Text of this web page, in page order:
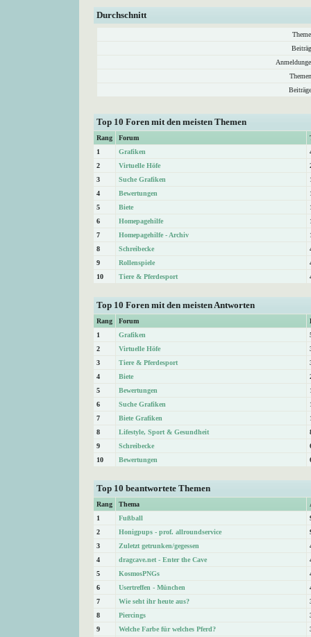
Durchschnitt
Top 10 Foren mit den meisten Themen
Rang Forum
1
Grafiken
2
Virtuelle Höfe
3
Suche Grafiken
4
Bewertungen
5
Biete
6
Homepagehilfe
7
Homepagehilfe - Archiv
8
Schreibecke
9
Rollenspiele
10
Tiere & Pferdesport
Top 10 Foren mit den meisten Antworten
Rang Forum
1
Grafiken
2
Virtuelle Höfe
3
Tiere & Pferdesport
4
Biete
5
Bewertungen
6
Suche Grafiken
7
Biete Grafiken
8
Lifestyle, Sport & Gesundheit
9
Schreibecke
10
Bewertungen
Top 10 beantwortete Themen
Rang Thema
1
Fußball
2
Honigpups - prof. allroundservice
3
Zuletzt getrunken/gegessen
4
dragcave.net - Enter the Cave
5
KosmosPNGs
6
Usertreffen - München
7
Wie seht ihr heute aus?
8
Piercings
9
Welche Farbe für welches Pferd?